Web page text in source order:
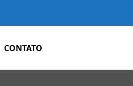
CONTATO